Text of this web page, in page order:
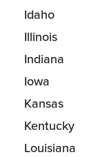
Idaho
Illinois
Indiana
Iowa
Kansas
Kentucky
Louisiana